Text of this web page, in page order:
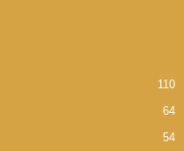
110
64
54